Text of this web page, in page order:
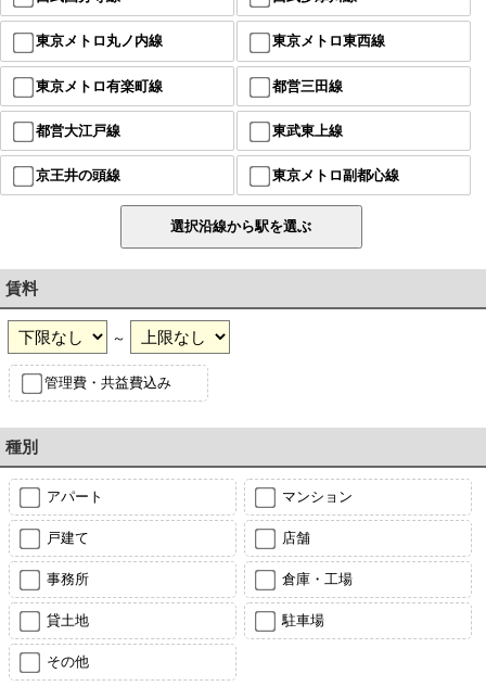
東京メトロ丸ノ内線 東京メトロ東西線
東京メトロ有楽町線 都営三田線
都営大江戸線 東武東上線
京王井の頭線 東京メトロ副都心線
賃料
～
管理費・共益費込み
種別
アパート マンション
戸建て 店舗
事務所 倉庫・工場
貸土地 駐車場
その他